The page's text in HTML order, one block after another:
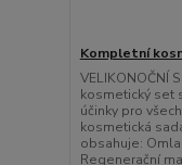
Kompletní
VELIKONOČNÍ
kosmetický set
účinky pro
kosmetická
obsahuje:
Regenerační